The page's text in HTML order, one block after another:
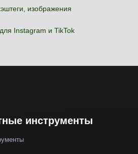
изображения
Instagram и TikTok
инструменты